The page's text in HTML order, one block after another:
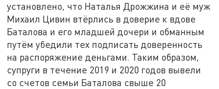
установлено, что Наталья Дрожжина и её муж
Михаил Цивин втёрлись в доверие к вдове
Баталова и его младшей дочери и обманным
путём убедили тех подписать доверенность
на распоряжение деньгами. Таким образом,
супруги в течение 2019 и 2020 годов вывели
со счетов семьи Баталова свыше 20